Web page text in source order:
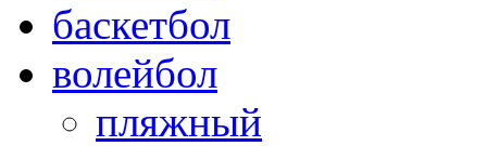
баскетбол
волейбол
пляжный